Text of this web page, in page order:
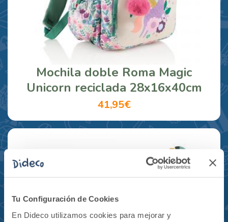
Tu Configuración de Cookies
En Dideco utilizamos cookies para mejorar y
Mochila doble Roma Magic
Unicorn reciclada 28x16x40cm
41,95€